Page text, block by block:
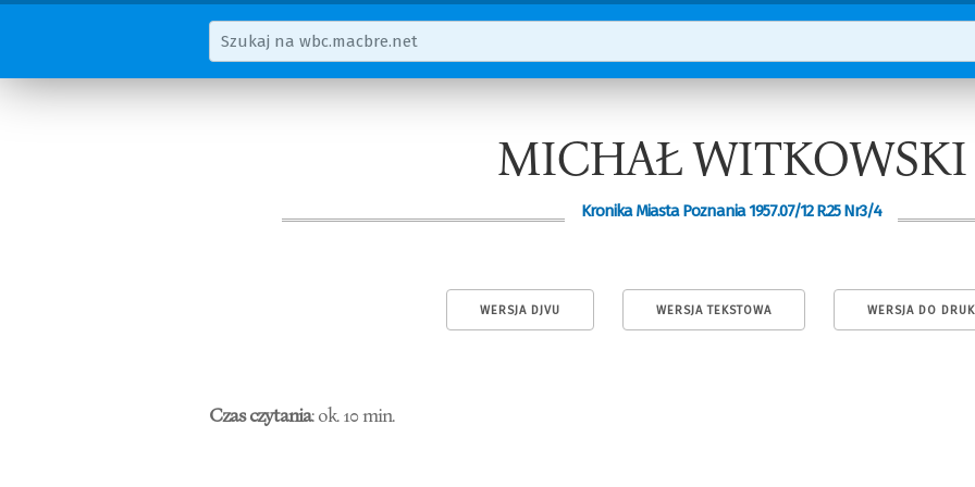
MICHAŁ WITKOWSKI
Kronika Miasta Poznania 1957.07/12 R.25 Nr3/4
WERSJA DJVU WERSJA TEKSTOWA WERSJA DO
Czas czytania: ok. 10 min.